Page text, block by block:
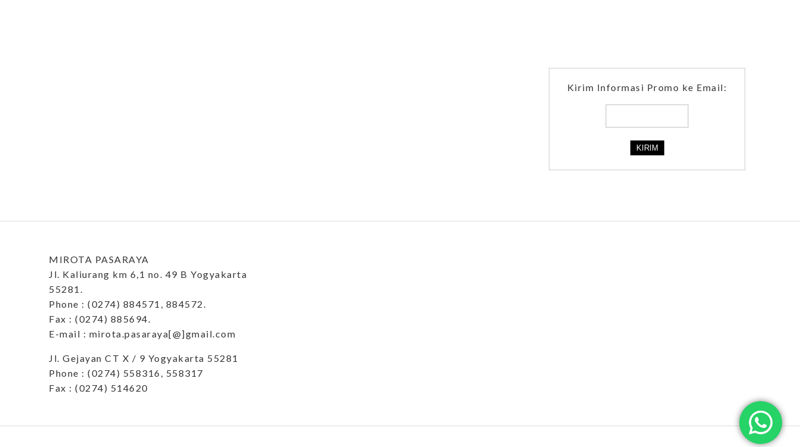
Kirim Informasi Promo ke Email:
MIROTA PASARAYA
Jl. Kaliurang km 6,1 no. 49 B Yogyakarta
55281.
Phone : (0274) 884571, 884572.
Fax : (0274) 885694.
E-mail : mirota.pasaraya[@]gmail.com
Jl. Gejayan CT X / 9 Yogyakarta 55281
Phone : (0274) 558316, 558317
Fax : (0274) 514620